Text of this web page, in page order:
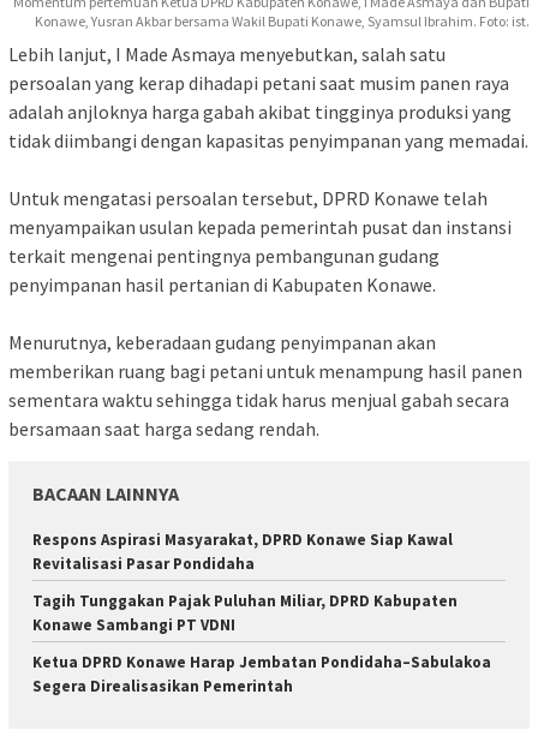
Konawe, Yusran Akbar bersama Wakil Bupati Konawe, Syamsul Ibrahim. Foto: ist.
‎Lebih lanjut, I Made Asmaya menyebutkan, salah satu
persoalan yang kerap dihadapi petani saat musim panen raya
adalah anjloknya harga gabah akibat tingginya produksi yang
tidak diimbangi dengan kapasitas penyimpanan yang memadai.
‎Untuk mengatasi persoalan tersebut, DPRD Konawe telah
menyampaikan usulan kepada pemerintah pusat dan instansi
terkait mengenai pentingnya pembangunan gudang
penyimpanan hasil pertanian di Kabupaten Konawe.
‎Menurutnya, keberadaan gudang penyimpanan akan
memberikan ruang bagi petani untuk menampung hasil panen
sementara waktu sehingga tidak harus menjual gabah secara
bersamaan saat harga sedang rendah.
BACAAN LAINNYA
Respons Aspirasi Masyarakat, DPRD Konawe Siap Kawal
Revitalisasi Pasar Pondidaha
Tagih Tunggakan Pajak Puluhan Miliar, DPRD Kabupaten
Konawe Sambangi PT VDNI
Ketua DPRD Konawe Harap Jembatan Pondidaha–Sabulakoa
Segera Direalisasikan Pemerintah